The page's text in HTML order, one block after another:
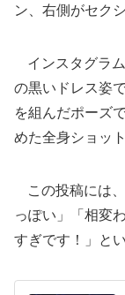
ン、右側がセク
インスタグラ
の黒いドレス姿
を組んだポーズ
めた全身ショッ
この投稿には
っぽい」「相変
すぎです！」と